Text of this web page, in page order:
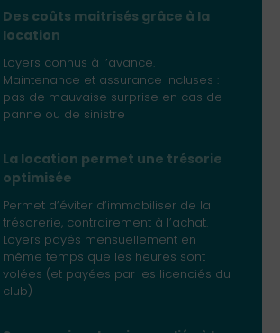
Des coûts maitrisés grâce à la
location
Loyers connus à l’avance.
Maintenance et assurance incluses :
pas de mauvaise surprise en cas de
panne ou de sinistre
La location permet une trésorie
optimisée
Permet d’éviter d’immobiliser de la
trésorerie, contrairement à l’achat.
Loyers payés mensuellement en
même temps que les heures sont
volées (et payées par les licenciés du
club)